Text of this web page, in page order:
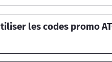
les codes promo